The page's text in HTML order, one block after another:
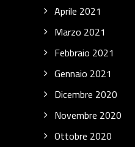
Aprile 2021
Marzo 2021
Febbraio 2021
Gennaio 2021
Dicembre 2020
Novembre 2020
Ottobre 2020